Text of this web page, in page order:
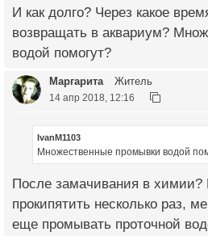
И как долго? Через какое
возвращать в аквариум?
водой помогут?
Маргарита Житель
14 апр 2018, 12:16
IvanM1103
Множественные промывки водой
После замачивания в химии?
прокипятить несколько раз,
еще промывать проточной